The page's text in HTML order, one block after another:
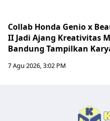
Collab Honda Genio x
II Jadi Ajang Kreativitas
Bandung Tampilkan
7 Agu 2026, 3:02 PM